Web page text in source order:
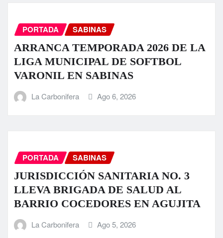
PORTADA SABINAS
ARRANCA TEMPORADA 2026 DE LA
LIGA MUNICIPAL DE SOFTBOL
VARONIL EN SABINAS
La Carbonifera Ago 6, 2026
PORTADA SABINAS
JURISDICCIÓN SANITARIA NO. 3
LLEVA BRIGADA DE SALUD AL
BARRIO COCEDORES EN AGUJITA
La Carbonifera Ago 5, 2026